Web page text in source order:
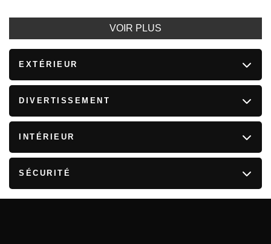
VOIR PLUS
EXTÉRIEUR
DIVERTISSEMENT
INTÉRIEUR
SÉCURITÉ